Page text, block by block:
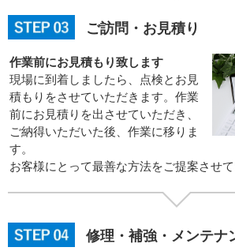
ご訪問・お見積り
作業前にお見積もり致します
現場に到着しましたら、点検とお見
積もりをさせていただきます。作業
前にお見積りを出させていただき、
ご納得いただいた後、作業に移りま
す。
お客様にとって最善な方法をご提案させて
修理・補強・メンテナ